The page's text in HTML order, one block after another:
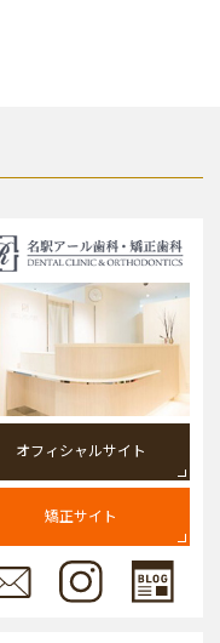
オフィシャルサイト
矯正サイト